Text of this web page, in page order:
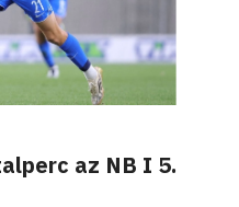
az NB I 5.